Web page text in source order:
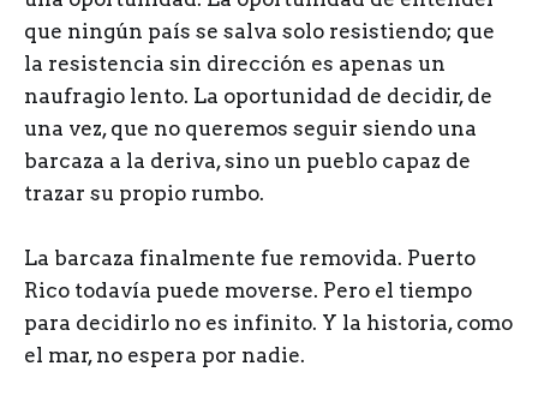
que ningún país se salva solo resistiendo; que
la resistencia sin dirección es apenas un
naufragio lento. La oportunidad de decidir, de
una vez, que no queremos seguir siendo una
barcaza a la deriva, sino un pueblo capaz de
trazar su propio rumbo.
La barcaza finalmente fue removida. Puerto
Rico todavía puede moverse. Pero el tiempo
para decidirlo no es infinito. Y la historia, como
el mar, no espera por nadie.